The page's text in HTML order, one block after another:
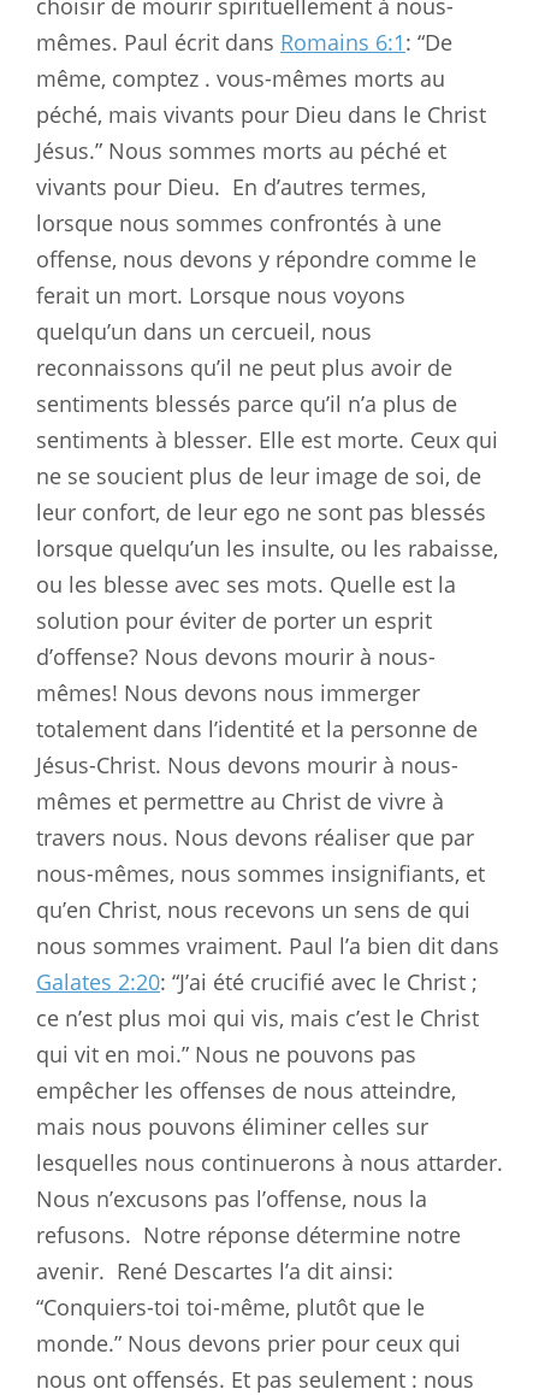
mêmes. Paul écrit dans Romains 6:1: “De
même, comptez . vous-mêmes morts au
péché, mais vivants pour Dieu dans le Christ
Jésus.” Nous sommes morts au péché et
vivants pour Dieu. En d’autres termes,
lorsque nous sommes confrontés à une
offense, nous devons y répondre comme le
ferait un mort. Lorsque nous voyons
quelqu’un dans un cercueil, nous
reconnaissons qu’il ne peut plus avoir de
sentiments blessés parce qu’il n’a plus de
sentiments à blesser. Elle est morte. Ceux qui
ne se soucient plus de leur image de soi, de
leur confort, de leur ego ne sont pas blessés
lorsque quelqu’un les insulte, ou les rabaisse,
ou les blesse avec ses mots. Quelle est la
solution pour éviter de porter un esprit
d’offense? Nous devons mourir à nous-
mêmes! Nous devons nous immerger
totalement dans l’identité et la personne de
Jésus-Christ. Nous devons mourir à nous-
mêmes et permettre au Christ de vivre à
travers nous. Nous devons réaliser que par
nous-mêmes, nous sommes insignifiants, et
qu’en Christ, nous recevons un sens de qui
nous sommes vraiment. Paul l’a bien dit dans
Galates 2:20: “J’ai été crucifié avec le Christ ;
ce n’est plus moi qui vis, mais c’est le Christ
qui vit en moi.” Nous ne pouvons pas
empêcher les offenses de nous atteindre,
mais nous pouvons éliminer celles sur
lesquelles nous continuerons à nous attarder.
Nous n’excusons pas l’offense, nous la
refusons. Notre réponse détermine notre
avenir. René Descartes l’a dit ainsi:
“Conquiers-toi toi-même, plutôt que le
monde.” Nous devons prier pour ceux qui
nous ont offensés. Et pas seulement : nous